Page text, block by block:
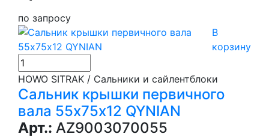
по запросу
В
корзину
HOWO SITRAK / Сальники и сайлентблоки
Сальник крышки первичного
вала 55х75х12 QYNIAN
Арт.: AZ9003070055